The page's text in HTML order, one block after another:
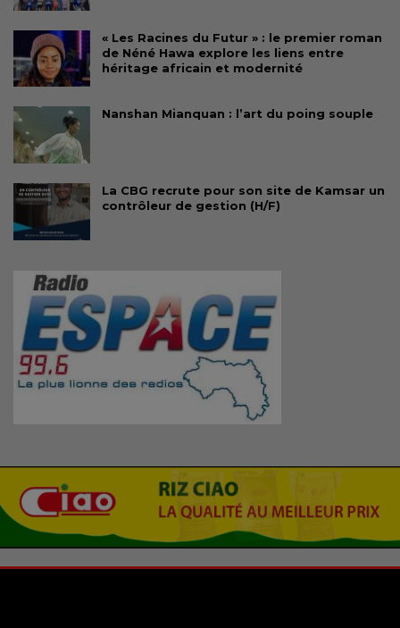
« Les Racines du Futur » : le premier roman
de Néné Hawa explore les liens entre
héritage africain et modernité
Nanshan Mianquan : l’art du poing souple
La CBG recrute pour son site de Kamsar un
contrôleur de gestion (H/F)